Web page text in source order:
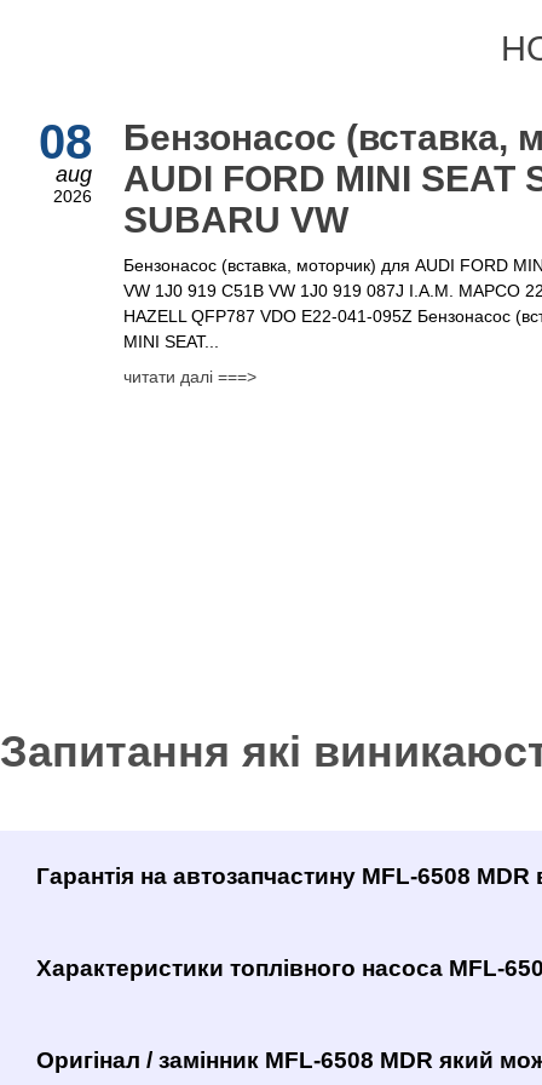
08
aug
2026
Бензонасос (вставка,
AUDI FORD MINI SEAT
SUBARU VW
Бензонасос (вставка, моторчик) для AUDI FORD
VW 1J0 919 C51B VW 1J0 919 087J I.A.M. MAPCO
HAZELL QFP787 VDO E22-041-095Z Бензонасос
MINI SEAT...
читати далі ===>
Запитання які
Гарантія на автозапчастину MFL-6508
Характеристики топлівного насоса MFL-
Оригінал / замінник MFL-6508 MDR який